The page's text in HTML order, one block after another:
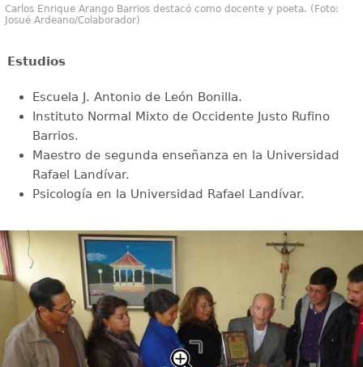
Carlos Enrique Arango Barrios destacó como docente y poeta. (Foto:
Josué Ardeano/Colaborador)
Estudios
Escuela J. Antonio de León Bonilla.
Instituto Normal Mixto de Occidente Justo Rufino
Barrios.
Maestro de segunda enseñanza en la Universidad
Rafael Landívar.
Psicología en la Universidad Rafael Landívar.